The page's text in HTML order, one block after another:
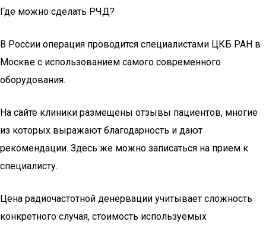
Где можно сделать РЧД?
В России операция проводится специалистами ЦКБ РАН в
Москве с использованием самого современного
оборудования.
На сайте клиники размещены отзывы пациентов, многие
из которых выражают благодарность и дают
рекомендации. Здесь же можно записаться на прием к
специалисту.
Цена радиочастотной денервации учитывает сложность
конкретного случая, стоимость используемых